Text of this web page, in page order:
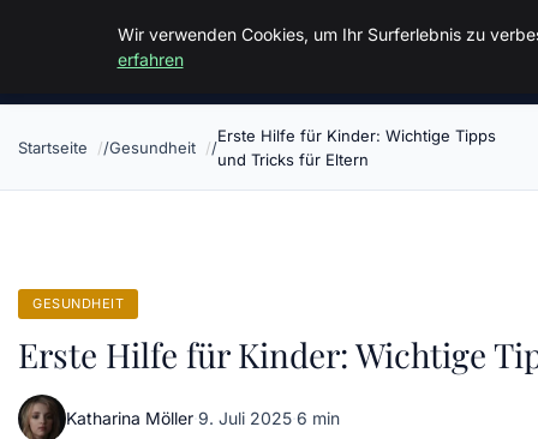
Malzminden
Startseite Gesundheit
Erste Hilfe für Kinder: Wichtige Tipps
und Tricks für Eltern
GESUNDHEIT
Erste Hilfe für Kinder: Wichtige
Katharina Möller·9. Juli 2025·6 min
Wir verwenden Cookies, um Ihr Surferlebnis zu
erfahren